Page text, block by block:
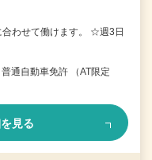
わせて働けます。 ☆週3日
通自動車免許 （AT限定
見る